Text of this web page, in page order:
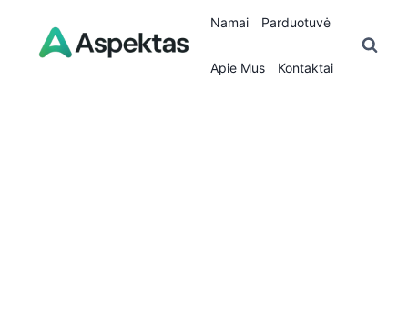
content
Namai Parduotuvė
Apie Mus Kontaktai